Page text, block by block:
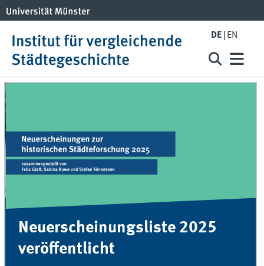
DE EN
Neuerscheinungsliste 2025
veröffentlicht